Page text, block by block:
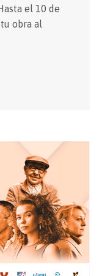
el 10 de
obra al